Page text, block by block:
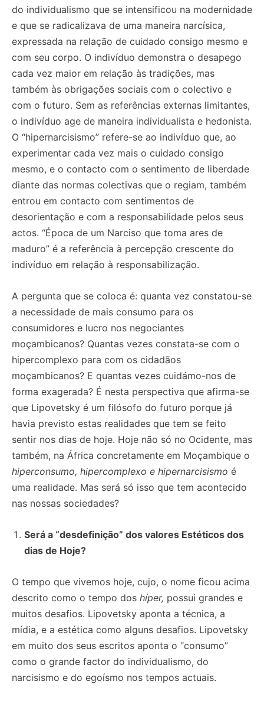
do individualismo que se intensificou na modernidade
e que se radicalizava de uma maneira narcísica,
expressada na relação de cuidado consigo mesmo e
com seu corpo. O indivíduo demonstra o desapego
cada vez maior em relação às tradições, mas
também às obrigações sociais com o colectivo e
com o futuro. Sem as referências externas limitantes,
o indivíduo age de maneira individualista e hedonista.
O “hipernarcisismo” refere-se ao indivíduo que, ao
experimentar cada vez mais o cuidado consigo
mesmo, e o contacto com o sentimento de liberdade
diante das normas colectivas que o regiam, também
entrou em contacto com sentimentos de
desorientação e com a responsabilidade pelos seus
actos. “Época de um Narciso que toma ares de
maduro” é a referência à percepção crescente do
indivíduo em relação à responsabilização.
A pergunta que se coloca é: quanta vez constatou-se
a necessidade de mais consumo para os
consumidores e lucro nos negociantes
moçambicanos? Quantas vezes constata-se com o
hipercomplexo para com os cidadãos
moçambicanos? E quantas vezes cuidámo-nos de
forma exagerada? É nesta perspectiva que afirma-se
que Lipovetsky é um filósofo do futuro porque já
havia previsto estas realidades que tem se feito
sentir nos dias de hoje. Hoje não só no Ocidente, mas
também, na África concretamente em Moçambique o
hiperconsumo, hipercomplexo e hipernarcisismo é
uma realidade. Mas será só isso que tem acontecido
nas nossas sociedades?
Será a “desdefinição” dos valores Estéticos dos
dias de Hoje?
O tempo que vivemos hoje, cujo, o nome ficou acima
descrito como o tempo dos híper, possui grandes e
muitos desafios. Lipovetsky aponta a técnica, a
mídia, e a estética como alguns desafios. Lipovetsky
em muito dos seus escritos aponta o “consumo”
como o grande factor do individualismo, do
narcisismo e do egoísmo nos tempos actuais.